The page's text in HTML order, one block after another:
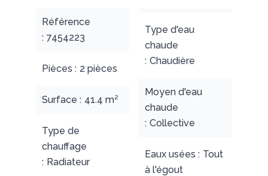
Référence
7454223
Pièces 2 pièces
Surface 41.4 m²
Type de
chauffage
Radiateur
Type d'eau
chaude
Chaudière
Moyen d'eau
chaude
Collective
Eaux usées
Tout
à l'égout